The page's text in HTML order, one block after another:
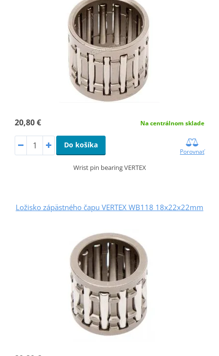
20,80 € Na centrálnom sklade
Do košíka
Porovnať
Wrist pin bearing VERTEX
Ložisko zápästného čapu VERTEX WB118 18x22x22mm